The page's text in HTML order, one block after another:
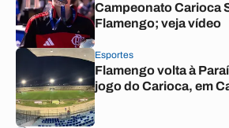
Campeonato Carioca
Flamengo; veja vídeo
Esportes
Flamengo volta à
jogo do Carioca, em